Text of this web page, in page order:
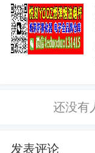
发表评论